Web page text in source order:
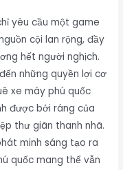
yêu cầu một game
cội lan rộng, đầy
hết người nghịch.
những quyền lợi cơ
xe máy phú quốc
được bởi ráng của
thư giãn thanh nhã.
minh sáng tạo ra
quốc mang thể vẫn